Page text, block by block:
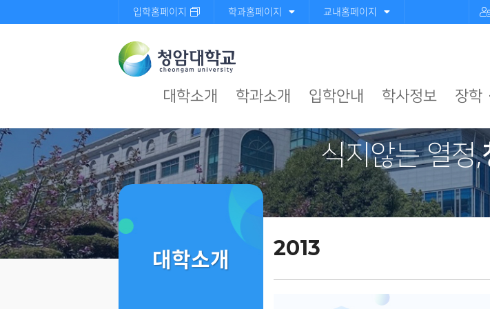
입학홈페이지 학과홈페이지 교내홈페이지
대학소개 학과소개 입학안내 학사정보 장학
식지않는 열정,
대학소개 2013